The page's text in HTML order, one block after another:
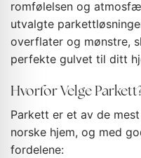
romfølelsen og
utvalgte
overflater og mønstre,
perfekte gulvet til ditt
Hvorfor Velge
Parkett er et av de
norske hjem, og med
fordelene: